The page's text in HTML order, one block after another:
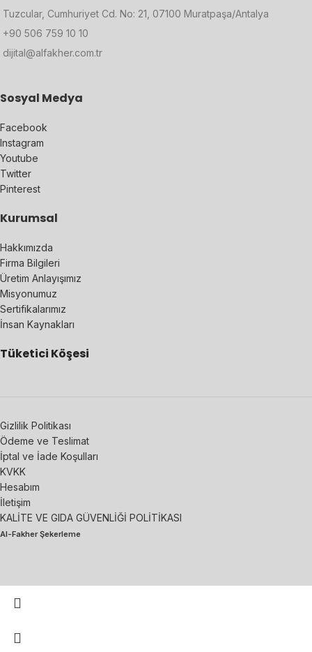
Tuzcular, Cumhuriyet Cd. No: 21, 07100 Muratpaşa/Antalya
+90 506 759 10 10
dijital@alfakher.com.tr
Sosyal Medya
Facebook
Instagram
Youtube
Twitter
Pinterest
Kurumsal
Hakkımızda
Firma Bilgileri
Üretim Anlayışımız
Misyonumuz
Sertifikalarımız
İnsan Kaynakları
Tüketici Köşesi
Gizlilik Politikası
Ödeme ve Teslimat
İptal ve İade Koşulları
KVKK
Hesabım
İletişim
KALİTE VE GIDA GÜVENLİĞİ POLİTİKASI
Al-Fakher Şekerleme